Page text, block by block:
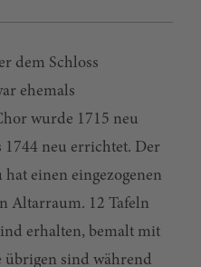
dem Schloss
ehemals
wurde 1715 neu
1744 neu errichtet. Der
hat einen eingezogenen
Altarraum. 12 Tafeln
erhalten, bemalt mit
übrigen sind während